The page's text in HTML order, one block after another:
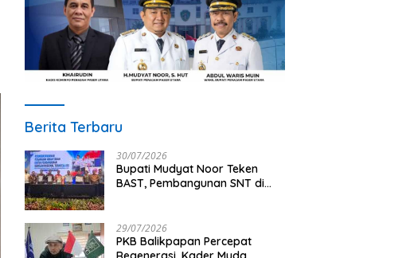
Berita Terbaru
30/07/2026
Bupati Mudyat Noor Teken
BAST, Pembangunan SNT di
29/07/2026
PKB Balikpapan Percepat